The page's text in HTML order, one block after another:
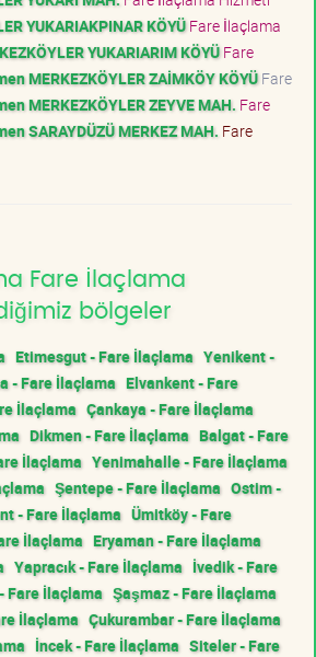
YUKARIAKPINAR KÖYÜFare İlaçlama
YUKARIARIM KÖYÜFare
MERKEZKÖYLER ZAİMKÖY KÖYÜFare
MERKEZKÖYLER ZEYVE MAH. Fare
SARAYDÜZÜ MERKEZ MAH. Fare
Fare İlaçlama
bölgeler
Etimesgut - Fare İlaçlama Yenikent -
- Fare İlaçlama Elvankent - Fare
İlaçlama Çankaya - Fare İlaçlama
Dikmen - Fare İlaçlama Balgat - Fare
İlaçlama Yenimahalle - Fare İlaçlama
Şentepe - Fare İlaçlama Ostim -
- Fare İlaçlama Ümitköy - Fare
İlaçlama Eryaman - Fare İlaçlama
Yapracık - Fare İlaçlama İvedik - Fare
Fare İlaçlama Şaşmaz - Fare İlaçlama
İlaçlama Çukurambar - Fare İlaçlama
İncek - Fare İlaçlama Siteler - Fare